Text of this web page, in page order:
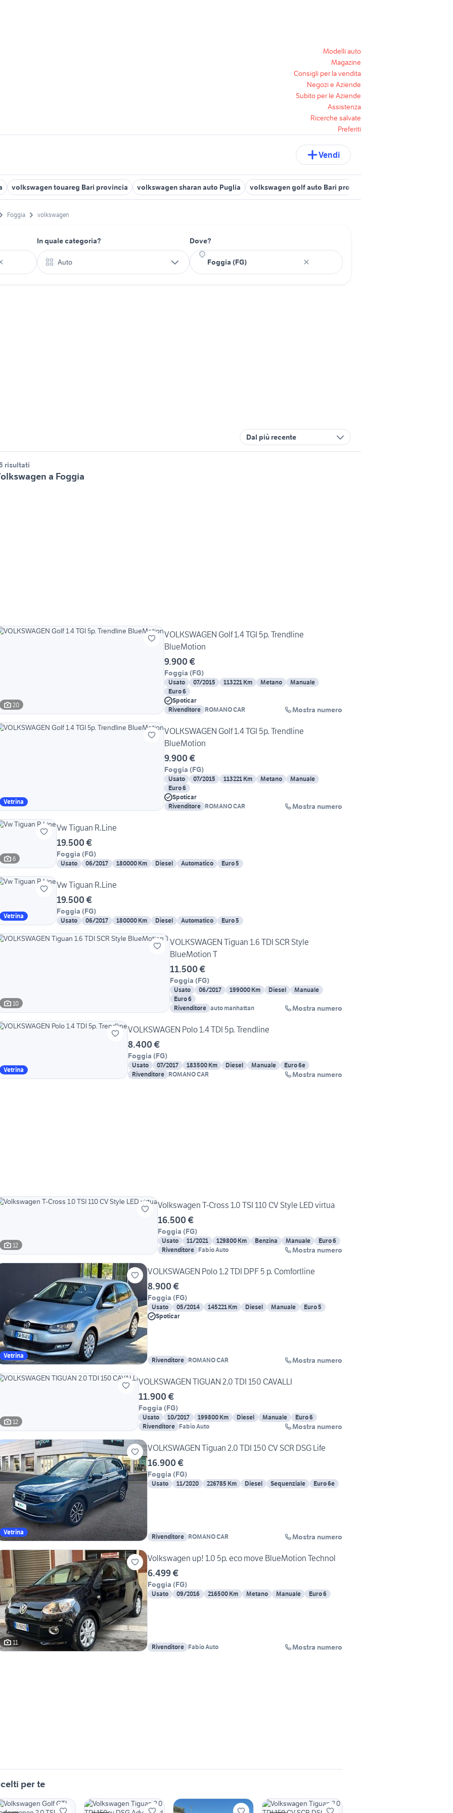
Modelli auto
Magazine
Consigli per la vendita
Negozi e Aziende
Subito per le Aziende
Assistenza
Ricerche salvate
Preferiti
Vendi
volkswagen touareg Bari provincia volkswagen sharan auto Puglia volkswagen golf auto Bari provincia
Foggia volkswagen
In quale categoria?
Auto
Dove?
Dal più recente
risultati
a Foggia
20
VOLKSWAGEN Golf 1.4 TGI 5p. Trendline
BlueMotion
9.900 €
Foggia (FG)
Usato 07/2015 113221 Km Metano
Manuale
Euro 6
Spoticar
Rivenditore ROMANO CAR Mostra numero
Vetrina
VOLKSWAGEN Golf 1.4 TGI 5p. Trendline
BlueMotion
9.900 €
Foggia (FG)
Usato 07/2015 113221 Km Metano
Manuale
Euro 6
Spoticar
Rivenditore ROMANO CAR Mostra numero
6
Vw Tiguan R.Line
19.500 €
Foggia (FG)
Usato 06/2017 180000 Km Diesel Automatico Euro 5
Vetrina
Vw Tiguan R.Line
19.500 €
Foggia (FG)
Usato 06/2017 180000 Km Diesel Automatico Euro 5
10
VOLKSWAGEN Tiguan 1.6 TDI SCR Style
BlueMotion T
11.500 €
Foggia (FG)
Usato 06/2017 199000 Km Diesel
Manuale
Euro 6
Rivenditore auto manhattan Mostra numero
Vetrina
VOLKSWAGEN Polo 1.4 TDI 5p. Trendline
8.400 €
Foggia (FG)
Usato 07/2017 183500 Km Diesel Manuale
Euro 6e
Rivenditore ROMANO CAR Mostra numero
12
Volkswagen T-Cross 1.0 TSI 110 CV Style LED virtua
16.500 €
Foggia (FG)
Usato 11/2021 129800 Km Benzina Manuale
Euro 6
Rivenditore Fabio Auto Mostra numero
Vetrina
VOLKSWAGEN Polo 1.2 TDI DPF 5 p. Comfortline
8.900 €
Foggia (FG)
Usato 05/2014 145221 Km Diesel Manuale
Euro 5
Spoticar
Rivenditore ROMANO CAR Mostra numero
12
VOLKSWAGEN TIGUAN 2.0 TDI 150 CAVALLI
11.900 €
Foggia (FG)
Usato 10/2017 199800 Km Diesel Manuale
Euro 6
Rivenditore Fabio Auto Mostra numero
Vetrina
VOLKSWAGEN Tiguan 2.0 TDI 150 CV SCR DSG Life
16.900 €
Foggia (FG)
Usato 11/2020 226785 Km Diesel Sequenziale Euro 6e
Rivenditore ROMANO CAR Mostra numero
11
Volkswagen up! 1.0 5p. eco move BlueMotion Technol
6.499 €
Foggia (FG)
Usato 09/2016 216500 Km Metano Manuale Euro 6
Rivenditore Fabio Auto Mostra numero
per te